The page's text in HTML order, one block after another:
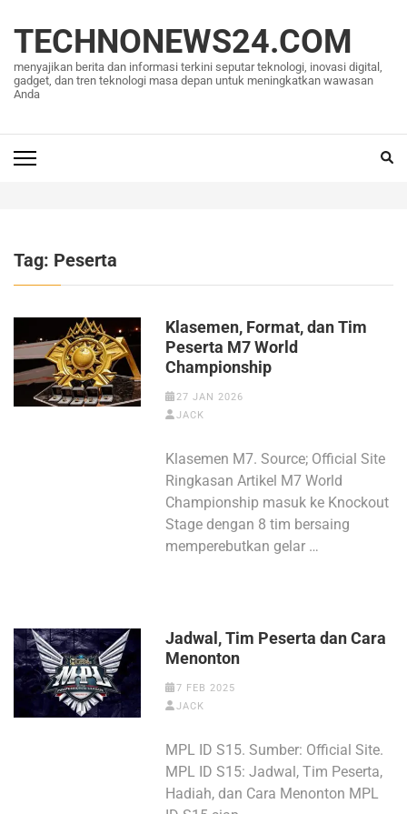
konten
(Tekan
Enter)
TECHNONEWS24.COM
menyajikan berita dan informasi terkini seputar teknologi, inovasi digital,
gadget, dan tren teknologi masa depan untuk meningkatkan wawasan
Anda
Tag: Peserta
Klasemen, Format, dan Tim
Peserta M7 World
Championship
27 JAN 2026
JACK
Klasemen M7. Source; Official Site
Ringkasan Artikel M7 World
Championship masuk ke Knockout
Stage dengan 8 tim bersaing
memperebutkan gelar …
Jadwal, Tim Peserta dan Cara
Menonton
7 FEB 2025
JACK
MPL ID S15. Sumber: Official Site.
MPL ID S15: Jadwal, Tim Peserta,
Hadiah, dan Cara Menonton MPL